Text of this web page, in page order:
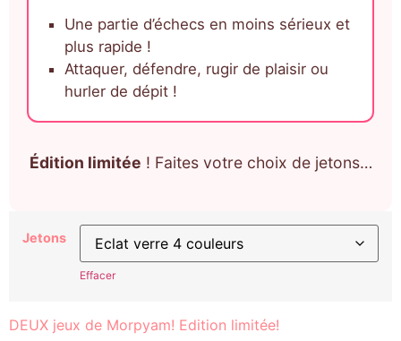
Une partie d’échecs en moins sérieux et
plus rapide !
Attaquer, défendre, rugir de plaisir ou
hurler de dépit !
Édition limitée ! Faites votre choix de jetons…
Jetons
Effacer
DEUX jeux de Morpyam! Edition limitée!